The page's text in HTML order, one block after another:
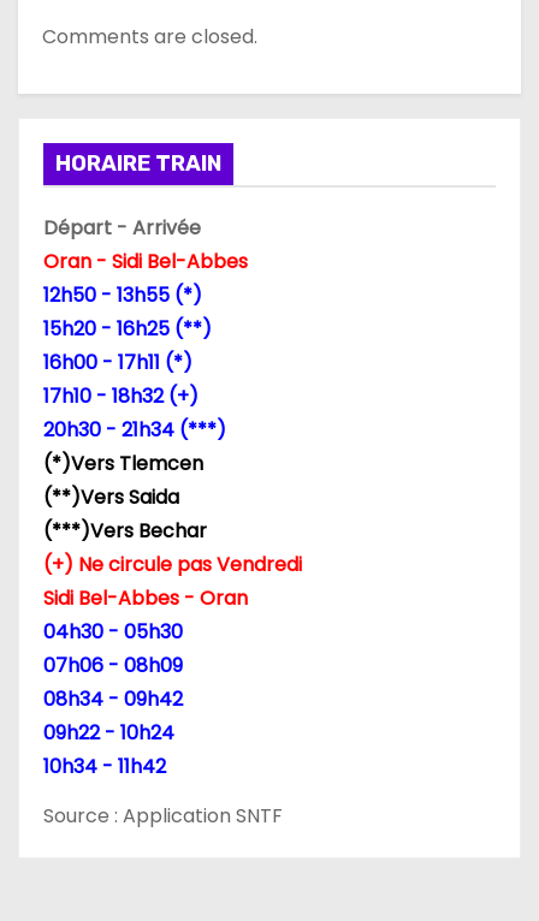
Comments are closed.
HORAIRE TRAIN
Départ - Arrivée
Oran - Sidi Bel-Abbes
12h50 - 13h55 (*)
15h20 - 16h25 (**)
16h00 - 17h11 (*)
17h10 - 18h32 (+)
20h30 - 21h34 (***)
(*)Vers Tlemcen
(**)Vers Saida
(***)Vers Bechar
(+) Ne circule pas Vendredi
Sidi Bel-Abbes - Oran
04h30 - 05h30
07h06 - 08h09
08h34 - 09h42
09h22 - 10h24
10h34 - 11h42
Source : Application SNTF